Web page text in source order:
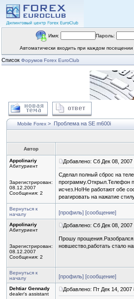
Имя: Пароль:
Автоматически входить при каждом посещении
Список Форумов Forex EuroClub
Mobile Forex > Проблема на SE m600i
Автор
Appolinariy
Абитуриент
Зарегистрирован:
08.12.2007
Сообщения: 2
Добавлено: Сб Дек 08, 2007
Сделал полный сброс на
программу.Открыл.Телефон
исчез.Но!Не работают обе
реагировать на нажатие
Вернуться к
началу
[профиль] [сообщение]
Appolinariy
Абитуриент
Зарегистрирован:
08.12.2007
Сообщения: 2
Добавлено: Сб Дек 08, 2007
Прошу
новшество,работать стало
Вернуться к
началу
[профиль] [сообщение]
Dehtiar Gennady
dealer's assistant
Добавлено: Пт Дек 14, 2007